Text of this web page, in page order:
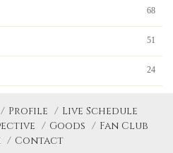
68
51
24
Profile
Live Schedule
Goods
Fan Club
Contact